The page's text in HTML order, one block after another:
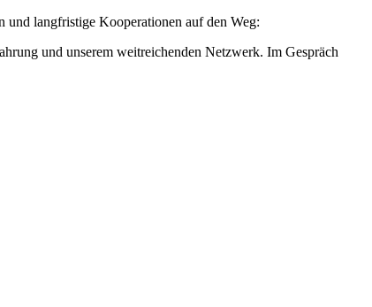
langfristige Kooperationen auf den Weg:
und unserem weitreichenden Netzwerk. Im Gespräch